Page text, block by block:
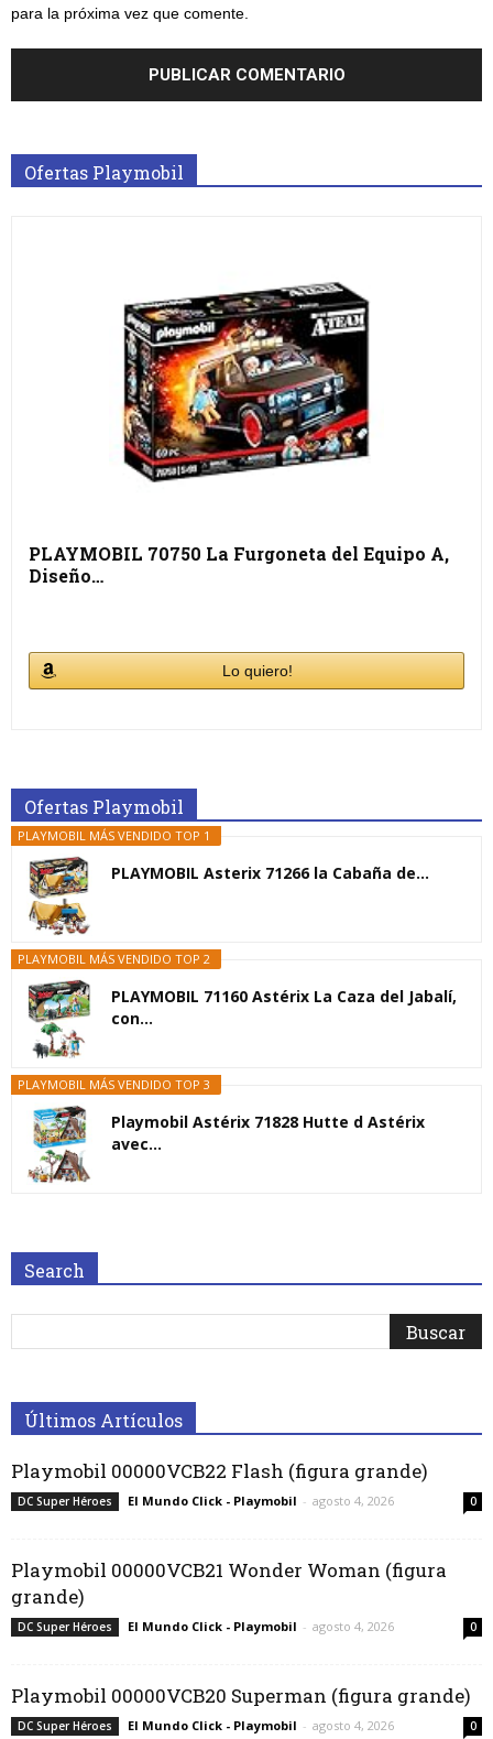
para la próxima vez que comente.
Ofertas Playmobil
PLAYMOBIL 70750 La Furgoneta del Equipo A,
Diseño…
Lo quiero!
Ofertas Playmobil
PLAYMOBIL MÁS VENDIDO TOP 1
PLAYMOBIL Asterix 71266 la Cabaña de...
PLAYMOBIL MÁS VENDIDO TOP 2
PLAYMOBIL 71160 Astérix La Caza del Jabalí,
con...
PLAYMOBIL MÁS VENDIDO TOP 3
Playmobil Astérix 71828 Hutte d Astérix
avec...
Search
Últimos Artículos
Playmobil 00000VCB22 Flash (figura grande)
DC Super Héroes El Mundo Click - Playmobil - agosto 4, 2026 0
Playmobil 00000VCB21 Wonder Woman (figura
grande)
DC Super Héroes El Mundo Click - Playmobil - agosto 4, 2026 0
Playmobil 00000VCB20 Superman (figura grande)
DC Super Héroes El Mundo Click - Playmobil - agosto 4, 2026 0